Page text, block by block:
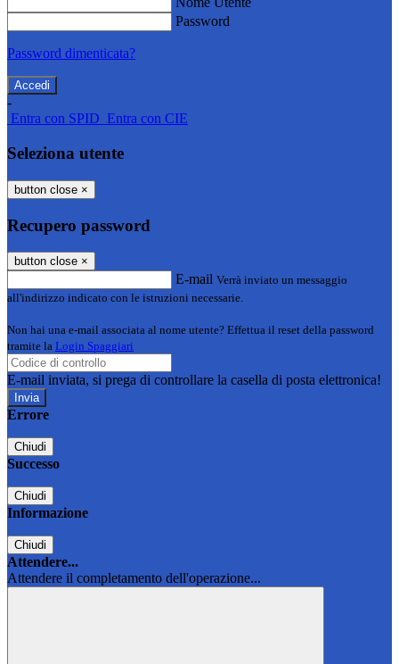
Password
Password dimenticata?
-
Entra con SPID Entra con CIE
Seleziona utente
button close ×
Recupero password
button close ×
E-mail Verrà inviato un messaggio
all'indirizzo indicato con le istruzioni necessarie.
Non hai una e-mail associata al nome utente? Effettua il reset della password
tramite la Login Spaggiari
E-mail inviata, si prega di controllare la casella di posta elettronica!
Errore
Chiudi
Successo
Chiudi
Informazione
Chiudi
Attendere...
Attendere il completamento dell'operazione...